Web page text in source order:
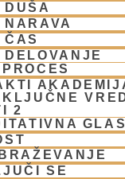
DUŠA
NARAVA
ČAS
DELOVANJE
PROCES
KLJUČNE
2
SE